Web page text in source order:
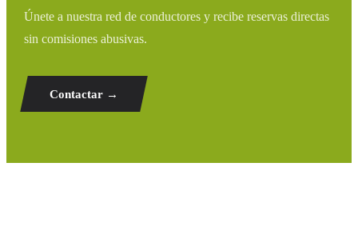
Únete a nuestra red de conductores y recibe reservas directas
sin comisiones abusivas.
Contactar →